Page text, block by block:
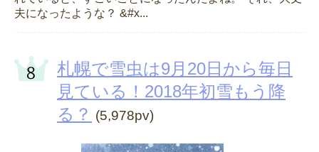
夫になったような？ &#x...
札幌で雪虫は9月20日から毎日
見ている！2018年初雪もう降
る？ (5,978pv)